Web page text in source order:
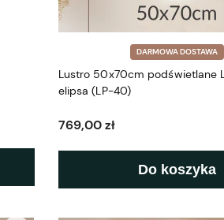
DARMOWA DOSTAWA
Lustro 50x70cm podświetlane
elipsa (LP-40)
769,00 zł
Do koszyka